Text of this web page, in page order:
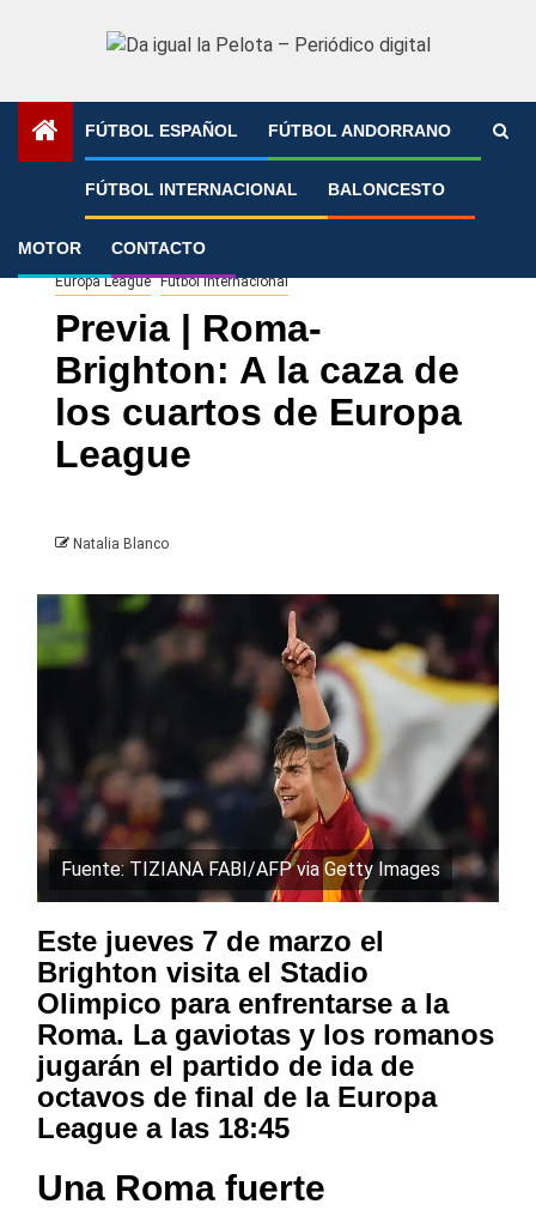
FÚTBOL ESPAÑOL FÚTBOL ANDORRANO
FÚTBOL INTERNACIONAL BALONCESTO
MOTOR CONTACTO
»
Europa League Fútbol Internacional
Previa | Roma-
Brighton: A la caza de
los cuartos de Europa
League
Natalia Blanco
Fuente: TIZIANA FABI/AFP via Getty Images
Este jueves 7 de marzo el
Brighton visita el Stadio
Olimpico para enfrentarse a la
Roma. La gaviotas y los romanos
jugarán el partido de ida de
octavos de final de la Europa
League a las 18:45
Una Roma fuerte